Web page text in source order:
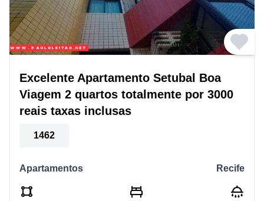
Excelente Apartamento Setubal Boa
Viagem 2 quartos totalmente por 3000
reais taxas inclusas
1462
Apartamentos Recife